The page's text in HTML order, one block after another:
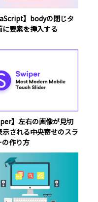
】bodyの閉じタ
に要素を挿入する
】左右の画像が見切
示される中央寄せのスラ
の作り方